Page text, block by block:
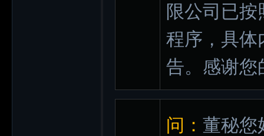
限公司已
程序，具体
告。感谢您
问： 董秘您